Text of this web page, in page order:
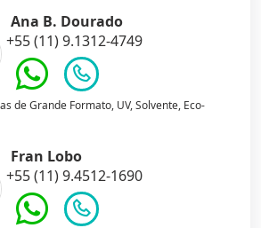
Ana B. Dourado
+55 (11) 9.1312-4749
de Grande Formato, UV, Solvente, Eco-
Fran Lobo
+55 (11) 9.4512-1690